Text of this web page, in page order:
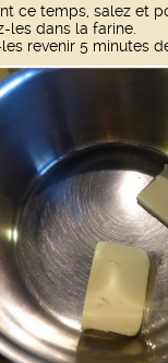
ce temps, salez et
les dans la farine.
les revenir 5 minutes